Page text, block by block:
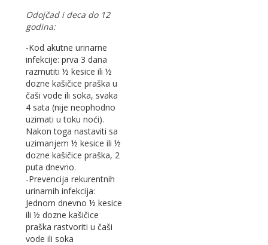
Odojčad i deca do 12
godina:
-Kod akutne urinarne
infekcije: prva 3 dana
razmutiti ½ kesice ili ½
dozne kašičice praška u
čaši vode ili soka, svaka
4 sata (nije neophodno
uzimati u toku noći).
Nakon toga nastaviti sa
uzimanjem ½ kesice ili ½
dozne kašičice praška, 2
puta dnevno.
-Prevencija rekurentnih
urinarnih infekcija:
Jednom dnevno ½ kesice
ili ½ dozne kašičice
praška rastvoriti u čaši
vode ili soka